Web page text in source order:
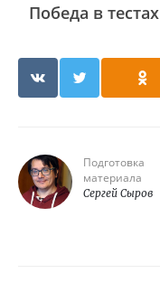
Победа в тестах
Подготовка
материала
Сергей Сыров